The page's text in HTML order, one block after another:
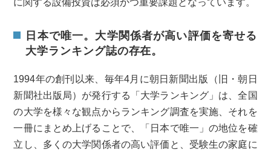
に関する設備投資は必須かつ重要課題となっています。
日本で唯一。大学関係者が高い評価を寄せる
大学ランキング誌の存在。
1994年の創刊以来、毎年4月に朝日新聞出版（旧・朝日
新聞社出版局）が発行する「大学ランキング」は、全国
の大学を様々な観点からランキング調査を実施、それを
一冊にまとめ上げることで、「日本で唯一」の地位を確
立し、多くの大学関係者の高い評価と、受験生の家庭に